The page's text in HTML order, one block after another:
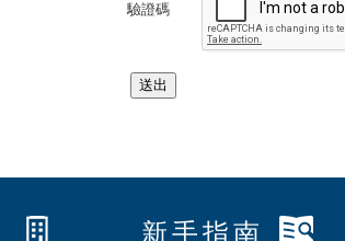
驗證碼
新手指南